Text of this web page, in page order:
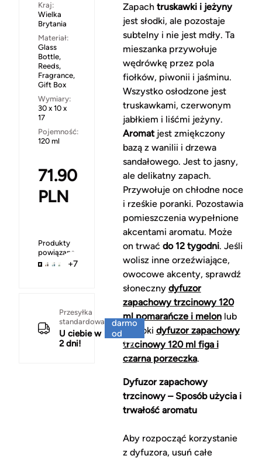
Kraj:
Wielka
Brytania
Materiał:
Glass
Bottle,
Reeds,
Fragrance,
Gift Box
Wymiary:
30 x 10 x
17
Pojemność:
120 ml
71.90
PLN
Produkty
powiązane
+7
Przesyłka
standardowa
U ciebie w
2 dni!
darmo
od
150 zł
Zapach truskawki i jeżyny
jest słodki, ale pozostaje
subtelny i nie jest mdły. Ta
mieszanka przywołuje
wędrówkę przez pola
fiołków, piwonii i jaśminu.
Wszystko osłodzone jest
truskawkami, czerwonym
jabłkiem i liśćmi jeżyny.
Aromatjest zmiękczony
bazą z wanilii i drzewa
sandałowego. Jest to jasny,
ale delikatny zapach.
Przywołuje on chłodne noce
i rześkie poranki. Pozostawia
pomieszczenia wypełnione
akcentami aromatu. Może
on trwać do 12 tygodni. Jeśli
wolisz inne orzeźwiające,
owocowe akcenty, sprawdź
słoneczny dyfuzor
zapachowy trzcinowy 120
ml pomarańcze i melonlub
głęboki dyfuzor zapachowy
trzcinowy 120 ml figa i
czarna porzeczka.
Dyfuzor zapachowy
trzcinowy – Sposób użycia i
trwałość aromatu
Aby rozpocząć korzystanie
z dyfuzora, usuń całe